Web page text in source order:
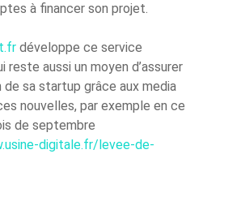
à financer son projet.
développe ce service
reste aussi un moyen d’assurer
de sa startup grâce aux media
nouvelles, par exemple en ce
de septembre
digitale.fr/levee-de-